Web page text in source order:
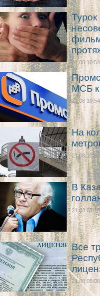
Турок
21.08 10:54
МСБ к
21.08 10:54
На
21.08 10:52
В
21.08 07:15
Все
21.08 05:06